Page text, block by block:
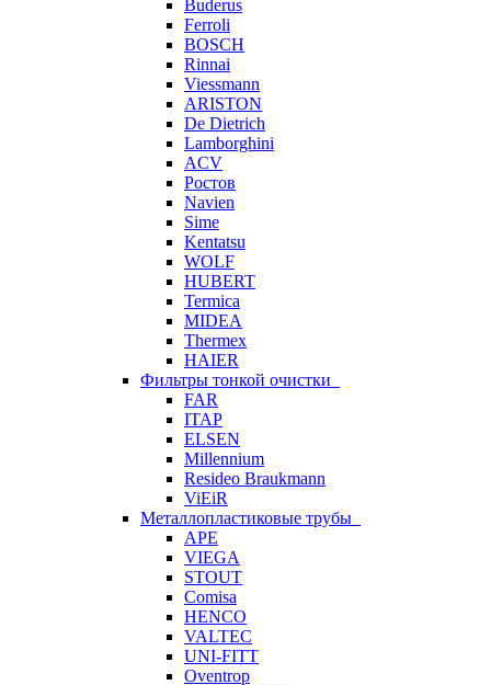
Buderus
Ferroli
BOSCH
Rinnai
Viessmann
ARISTON
De Dietrich
Lamborghini
ACV
Ростов
Navien
Sime
Kentatsu
WOLF
HUBERT
Termica
MIDEA
Thermex
HAIER
Фильтры тонкой очистки
FAR
ITAP
ELSEN
Millennium
Resideo Braukmann
ViEiR
Металлопластиковые трубы
APE
VIEGA
STOUT
Comisa
HENCO
VALTEC
UNI-FITT
Oventrop